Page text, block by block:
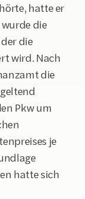
hatte er
die
die
wird. Nach
die
Pkw um
je
hatte sich